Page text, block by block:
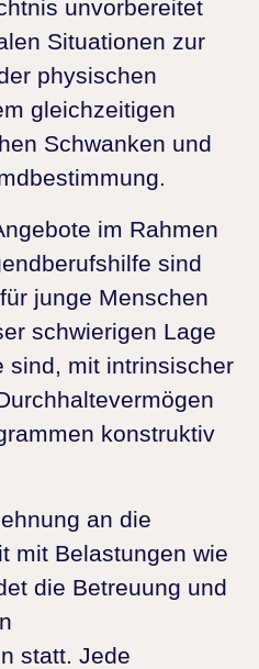
unvorbereitet
Situationen zur
physischen
gleichzeitigen
Schwanken und
im Rahmen
sind
junge Menschen
schwierigen Lage
sind, mit intrinsischer
konstruktiv
an die
mit Belastungen wie
die Betreuung und
statt. Jede